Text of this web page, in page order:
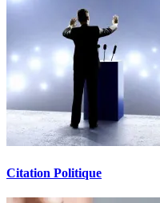
Citation Politique